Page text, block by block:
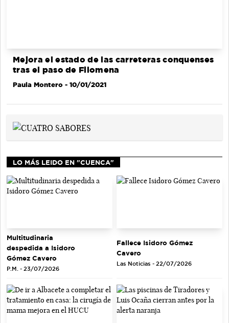
Mejora el estado de las carreteras conquenses
tras el paso de Filomena
Paula Montero - 10/01/2021
LO MÁS LEIDO EN "CUENCA"
Multitudinaria
despedida a Isidoro
Gómez Cavero
P.M. - 23/07/2026
Fallece Isidoro Gómez
Cavero
Las Noticias - 22/07/2026